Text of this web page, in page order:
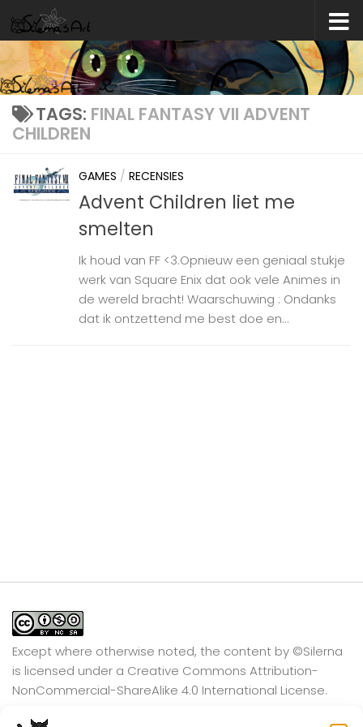
Skip to content
TAGS: FINAL FANTASY VII ADVENT
CHILDREN
GAMES / RECENSIES
Advent Children liet me
smelten
Ik houd van FF <3.Opnieuw een geniaal stukje
werk van Square Enix dat ook vele Animes in
de wereld bracht! Waarschuwing : Ondanks
dat ik ontzettend me best doe en...
Except where otherwise noted, the content by ©Silerna
is licensed under a Creative Commons Attribution-
NonCommercial-ShareAlike 4.0 International License.